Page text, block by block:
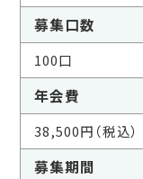
募集口数
100口
年会費
38,500円（税込）
募集期間